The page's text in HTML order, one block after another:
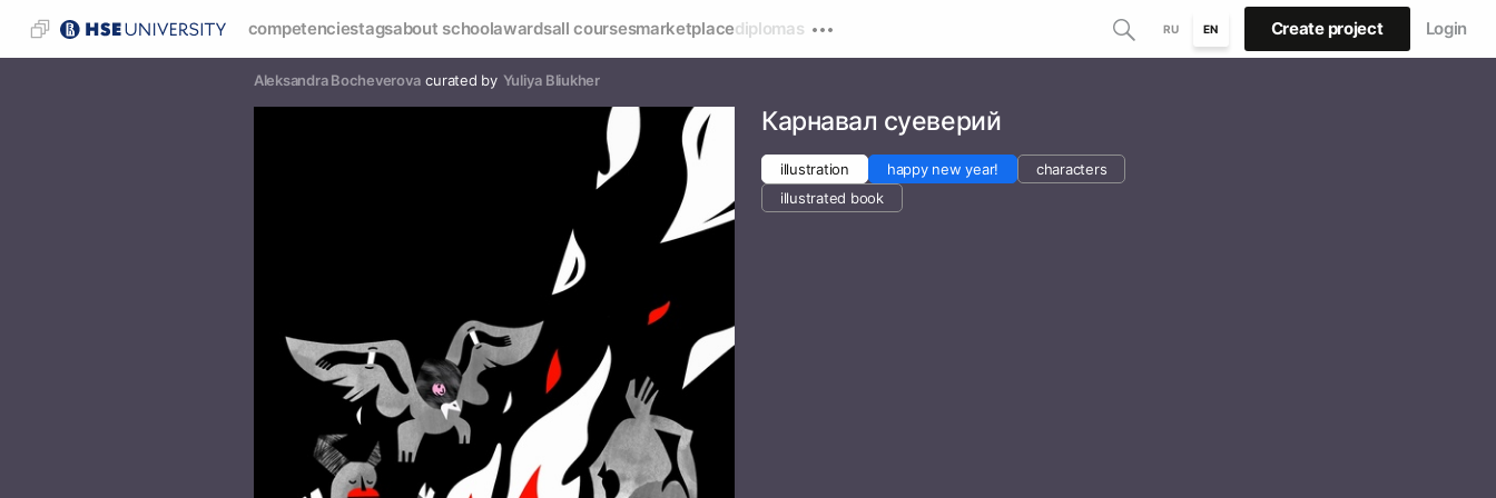
competenciestagsabout schoolawardsall coursesmarketplacediplomas RU EN Create project Login
Aleksandra Bocheverova curated by Yuliya Bliukher
Карнавал суеверий
illustration happy new year!
characters
illustrated book